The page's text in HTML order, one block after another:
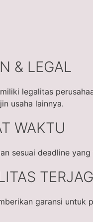
& LEGAL
legalitas
usaha lainnya.
WAKTU
sesuai deadline
garansi untuk